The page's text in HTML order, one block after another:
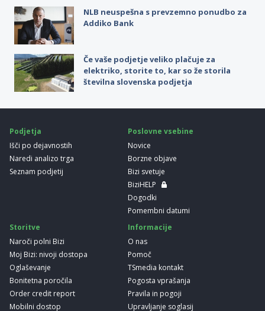
NLB neuspešna s prevzemno ponudbo za
Addiko Bank
Če vaše podjetje veliko plačuje za
elektriko, storite to, kar so že storila
številna slovenska podjetja
Podjetja
Išči po dejavnostih
Naredi analizo trga
Seznam podjetij
Poslovne vsebine
Novice
Borzne objave
Bizi svetuje
BiziHELP
Dogodki
Pomembni datumi
Storitve
Naroči polni Bizi
Moj Bizi: nivoji dostopa
Oglaševanje
Bonitetna poročila
Order credit report
Mobilni dostop
Informacije
O nas
Pomoč
TSmedia kontakt
Pogosta vprašanja
Pravila in pogoji
Upravljanje soglasij